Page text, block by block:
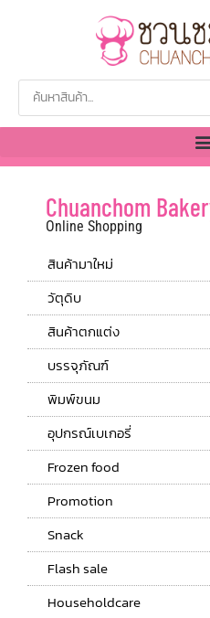
Chuanchom
Online Shopping
สินค้ามาใหม่
วัตุดิบ
สินค้าตกแต่ง
บรรจุภัณฑ์
พิมพ์ขนม
อุปกรณ์เบเกอรี่
Frozen food
Promotion
Snack
Flash sale
Householdcare